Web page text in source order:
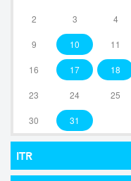
2 3 4
9 10 11
16 17 18
23 24 25
30 31
ITR